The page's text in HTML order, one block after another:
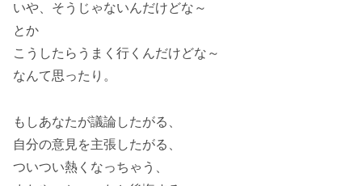
いや、そうじゃないんだけどな～
とか
こうしたらうまく行くんだけどな～
なんて思ったり。
もしあなたが議論したがる、
自分の意見を主張したがる、
ついつい熱くなっちゃう、